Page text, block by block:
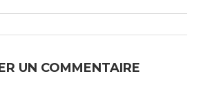
UN COMMENTAIRE